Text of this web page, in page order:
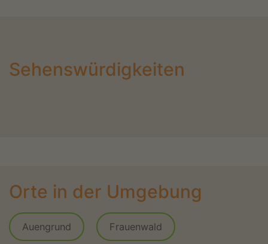
Sehenswürdigkeiten
Orte in der Umgebung
Auengrund Frauenwald